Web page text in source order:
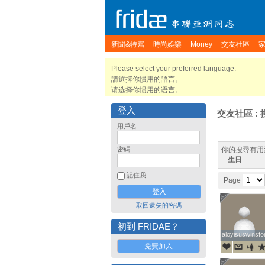
新聞&特寫 時尚娛樂 Money 交友社區
Please select your preferred language.
請選擇你慣用的語言。
请选择你惯用的语言。
登入
用戶名
密碼
記住我
取回遺失的密碼
初到 FRIDAE？
免費加入
交友社區 :
你的搜尋有
生日
Page